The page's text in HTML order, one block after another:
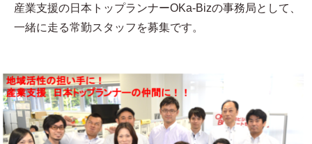
産業支援の日本トップランナーOKa-Bizの事務局として、
一緒に走る常勤スタッフを募集です。